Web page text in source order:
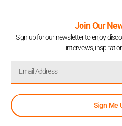
Join Our
Sign up for our newsletter to enjoy
interviews,
Sign Me